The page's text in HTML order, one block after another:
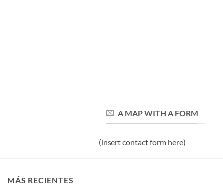
A MAP WITH A FORM
(insert contact form here)
MÁS RECIENTES